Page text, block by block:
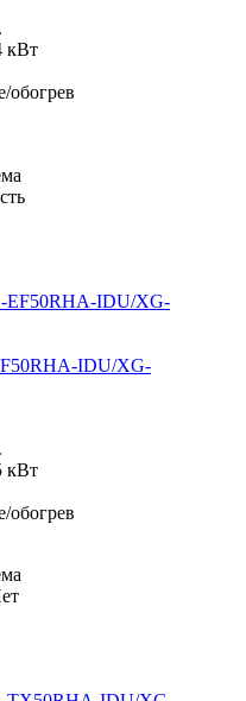
кВт
обогрев
IDU/XG-
кВт
обогрев